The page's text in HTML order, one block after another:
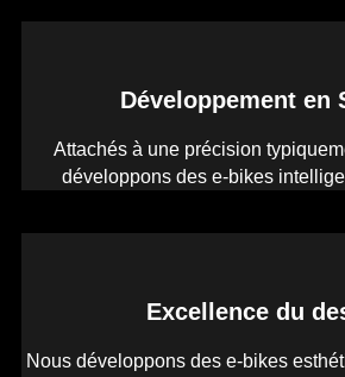
Développement en
Attachés à une précision
développons des e-bikes
Excellence du
Nous développons des e-bikes